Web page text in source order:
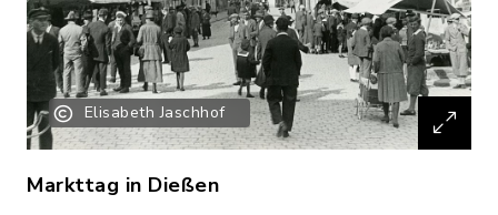
Elisabeth Jaschhof
Markttag in Dießen